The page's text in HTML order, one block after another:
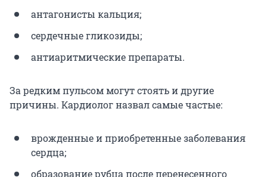
антагонисты кальция;
сердечные гликозиды;
антиаритмические препараты.
За редким пульсом могут стоять и другие
причины. Кардиолог назвал самые частые:
врожденные и приобретенные заболевания
сердца;
образование рубца после перенесенного